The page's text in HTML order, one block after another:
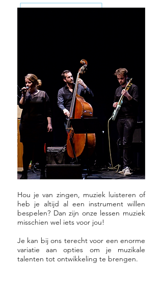
Hou je van zingen, muziek luisteren of
heb je altijd al een instrument willen
bespelen? Dan zijn onze lessen muziek
misschien wel iets voor jou!
Je kan bij ons terecht voor een enorme
variatie aan opties om je muzikale
talenten tot ontwikkeling te brengen.